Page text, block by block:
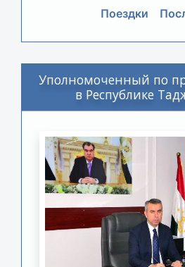
Поездки
Уполномоченный по
в Республике